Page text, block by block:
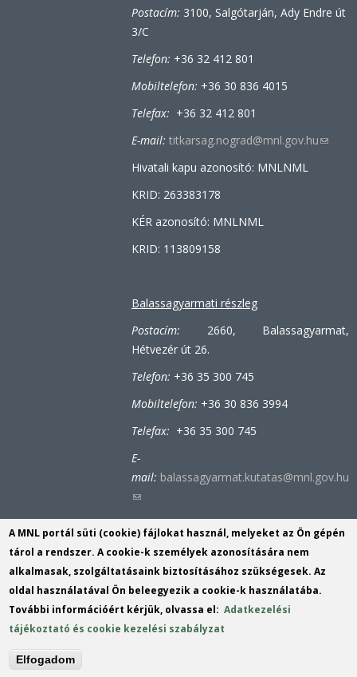
Postacím: 3100, Salgótarján, Ady Endre út
3/C
Telefon: +36 32 412 801
Mobiltelefon: +36 30 836 4015
Telefax: +36 32 412 801
E-mail: titkarsag.nograd@mnl.gov.hu(link
Hivatali kapu azonosító: MNLNML
KRID: 263383178
KÉR azonosító: MNLNML
KRID: 113809158
Balassagyarmati részleg
Postacím: 2660, Balassagyarmat,
Hétvezér út 26.
Telefon: +36 35 300 745
Mobiltelefon: +36 30 836 3994
Telefax: +36 35 300 745
E-
mail: balassagyarmat.kutatas@mnl.gov.hu
(link
sends
e-
mail)
Bátonyterenyei-tiribesi részleg
Postacím:3070, Bátonyterenye (Tiribes),
Bolyókpuszta 6.
Telefon:+36 32 353 152
A MNL portál süti (cookie) fájlokat használ, melyeket az Ön gépén
tárol a rendszer. A cookie-k személyek azonosítására nem
alkalmasak, szolgáltatásaink biztosításához szükségesek. Az
oldal használatával Ön beleegyezik a cookie-k használatába.
További információért kérjük, olvassa el:Adatkezelési
tájékoztató és cookie kezelési szabályzat
Elfogadom